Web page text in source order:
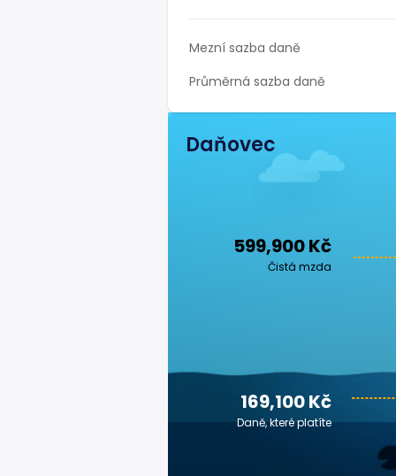
Mezní sazba daně
Průměrná sazba daně
Daňovec
599,900 Kč
Čistá mzda
169,100 Kč
Daně, které platíte